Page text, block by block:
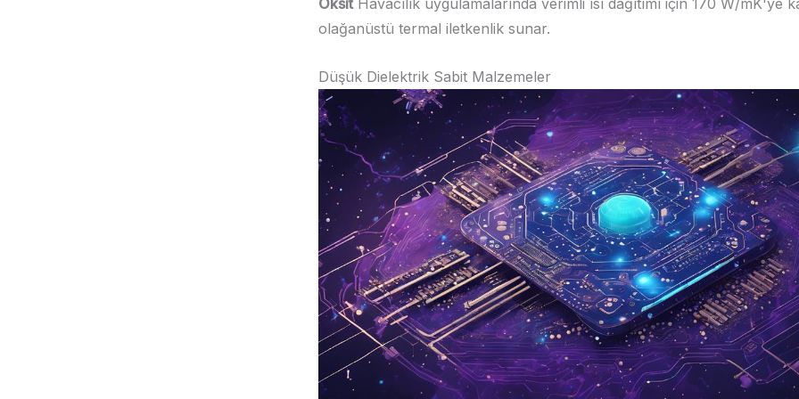
OksitHavacılık uygulamalarında verimli ısı dağıtımı için 170 W/mK'ye
olağanüstü termal iletkenlik sunar.
Düşük Dielektrik Sabit Malzemeler